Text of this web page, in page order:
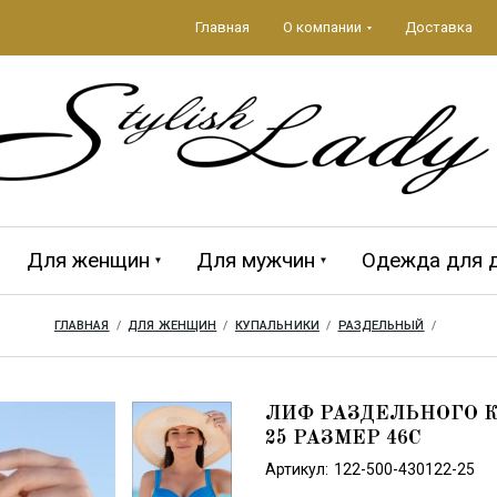
Главная О компании Доставка
Для женщин Для мужчин Одежда для
ГЛАВНАЯ
  /
ДЛЯ ЖЕНЩИН
  /
КУПАЛЬНИКИ
  /
РАЗДЕЛЬНЫЙ
  /
ЛИФ РАЗДЕЛЬНОГО
25 РАЗМЕР 46C
Артикул: 122-500-430122-25